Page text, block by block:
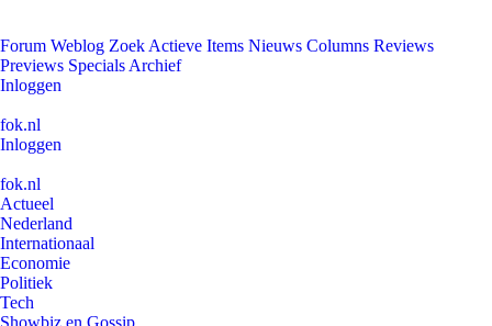
Forum Weblog Zoek Actieve Items Nieuws Columns Reviews
Previews Specials Archief
Inloggen
fok.nl
Inloggen
fok.nl
Actueel
Nederland
Internationaal
Economie
Politiek
Tech
Showbiz en Gossip